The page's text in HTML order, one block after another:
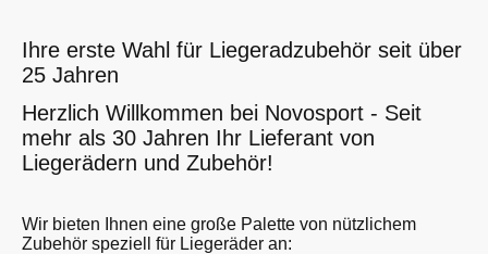
Ihre erste Wahl für Liegeradzubehör seit über
25 Jahren
Herzlich Willkommen bei Novosport - Seit
mehr als 30 Jahren Ihr Lieferant von
Liegerädern und Zubehör!
Wir bieten Ihnen eine große Palette von nützlichem
Zubehör speziell für Liegeräder an: